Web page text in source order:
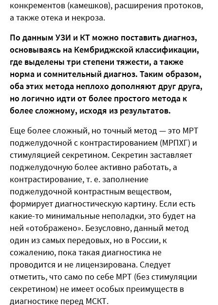
конкрементов (камешков), расширения протоков,
а также отека и некроза.
По данным УЗИ и КТ можно поставить диагноз,
основываясь на Кембриджской классификации,
где выделены три степени тяжести, а также
норма и сомнительный диагноз. Таким образом,
оба этих метода неплохо дополняют друг друга,
но логично идти от более простого метода к
более сложному, исходя из результатов.
Еще более сложный, но точный метод — это МРТ
поджелудочной с контрастированием (МРПХГ) и
стимуляцией секретином. Секретин заставляет
поджелудочную более активно работать, а
контрастирование, т. е. заполнение
поджелудочной контрастным веществом,
формирует диагностическую картину. Если есть
какие-то минимальные неполадки, это будет на
ней «отображено». Безусловно, данный метод
один из самых передовых, но в России, к
сожалению, пока такая диагностика не
проводится и не лицензирована. Следует
отметить, что само по себе МРТ (без стимуляции
секретином) не имеет особых преимуществ в
диагностике перед МСКТ.